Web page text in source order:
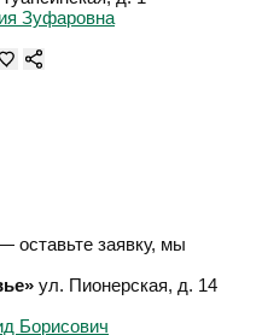
оставьте заявку, мы
ул. Пионерская, д. 14